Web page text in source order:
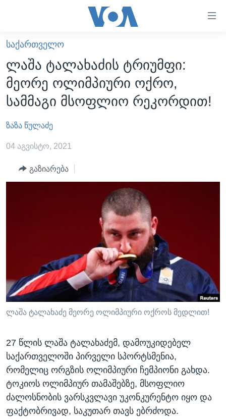
ხელმისაწვდომობისთვის
გადადით
მთავარზე
გადადით
მთავარ
ნავიგაციაზე
ძიებაზე
ᲐᲮᲐᲚᲘ ᲐᲛᲑᲔᲑᲘ
ᲡᲐᲥᲐᲠᲗᲕᲔᲚᲝ
ᲐᲨᲨ
ᲐᲨᲨ-ᲘᲡ ᲐᲠᲩᲔᲕᲜᲔᲑᲘ 2024
ᲛᲡᲝᲤᲚᲘᲝ
ᲕᲘᲓᲔᲝᲔᲑᲘ
ᲒᲐᲓᲐᲪᲔᲛᲔᲑᲘ
ᲛᲔᲪᲜᲘᲔᲠᲔᲑᲐ
ᲘᲜᲢᲔᲠᲕᲘᲣ
ᲙᲣᲚᲢᲣᲠᲐ
ᲓᲔᲖᲘᲜᲤᲝᲠᲛᲐᲪᲘᲐ
ᲠᲣᲡᲔᲗᲘᲡ ᲨᲔᲭᲠᲐ ᲣᲙᲠᲐᲘᲜᲐᲨᲘ
ᲗᲕᲐᲚᲘ ᲒᲕᲐᲓᲔᲕᲜᲔᲗ
ენები
ᲡᲐᲥᲐᲠᲗᲕᲔᲚᲝ
ლაშა ტალახაძის ტრიუმფი:
მეორე ოლიმპიური ოქრო,
სამმაგი მსოფლიო რეკორდით!
ზაზა წულაძე
04 აგვისტო, 2021
გაზიარება
ლაშა ტალახაძე მეორე ოლიმპიური ოქროს მედლით!
27 წლის ლაშა ტალახაძემ, დამოუკიდებელ
საქართველოში პირველი სპორტსმენია,
რომელიც ორგზის ოლიმპიური ჩემპიონი გახდა.
ტოკიოს ოლიმპიურ თამაშებზე, მსოფლიო
ძალოსნობის ვარსკვლავი უკონკურენტო იყო და
ფაქტობრივად, საკუთარ თავს ებრძოდა.